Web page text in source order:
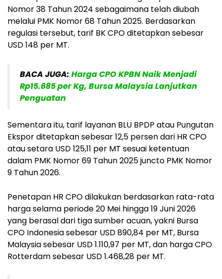
Nomor 38 Tahun 2024 sebagaimana telah diubah
melalui PMK Nomor 68 Tahun 2025. Berdasarkan
regulasi tersebut, tarif BK CPO ditetapkan sebesar
USD 148 per MT.
BACA JUGA: Harga CPO KPBN Naik Menjadi
Rp15.685 per Kg, Bursa Malaysia Lanjutkan
Penguatan
Sementara itu, tarif layanan BLU BPDP atau Pungutan
Ekspor ditetapkan sebesar 12,5 persen dari HR CPO
atau setara USD 125,11 per MT sesuai ketentuan
dalam PMK Nomor 69 Tahun 2025 juncto PMK Nomor
9 Tahun 2026.
Penetapan HR CPO dilakukan berdasarkan rata-rata
harga selama periode 20 Mei hingga 19 Juni 2026
yang berasal dari tiga sumber acuan, yakni Bursa
CPO Indonesia sebesar USD 890,84 per MT, Bursa
Malaysia sebesar USD 1.110,97 per MT, dan harga CPO
Rotterdam sebesar USD 1.468,28 per MT.